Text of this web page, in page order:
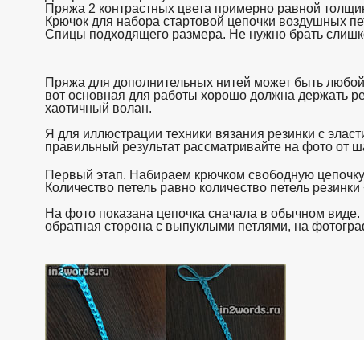
Пряжа 2 контрастных цвета примерно равной
Крючок для набора стартовой цепочки воздушных
Спицы подходящего размера. Не нужно брать
Пряжа для дополнительных нитей может быть
вот основная для работы хорошо должна держать
хаотичный волан.
Я для иллюстрации техники вязания резинки с
правильный результат рассматривайте на фото от
Первый этап. Набираем крючком свободную
Количество петель равно количество петель
На фото показана цепочка сначала в обычном
обратная сторона с выпуклыми петлями, на